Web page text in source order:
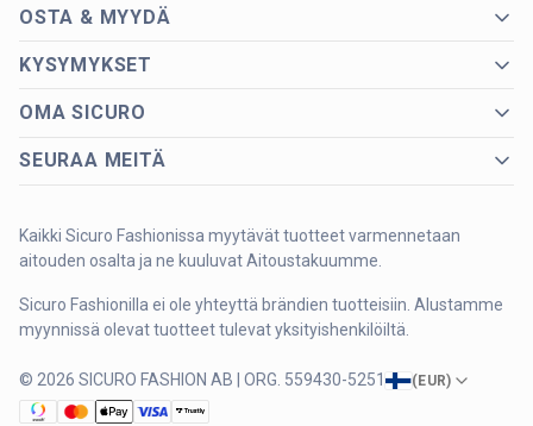
OSTA & MYYDÄ
KYSYMYKSET
OMA SICURO
SEURAA MEITÄ
Kaikki Sicuro Fashionissa myytävät tuotteet varmennetaan
aitouden osalta ja ne kuuluvat Aitoustakuumme.
Sicuro Fashionilla ei ole yhteyttä brändien tuotteisiin. Alustamme
myynnissä olevat tuotteet tulevat yksityishenkilöiltä.
© 2026 SICURO FASHION AB | ORG. 559430-5251 (EUR)